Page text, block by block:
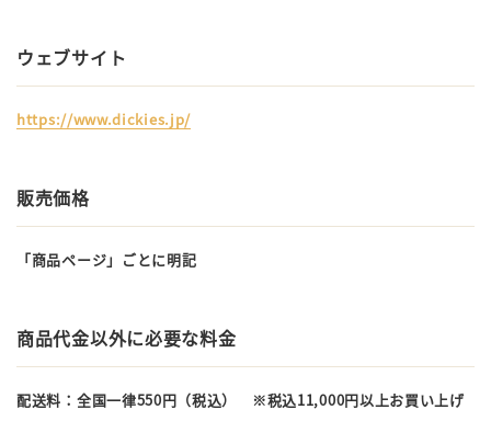
ウェブサイト
https://www.dickies.jp/
販売価格
「商品ページ」ごとに明記
商品代金以外に必要な料金
配送料：全国一律550円（税込） ※税込11,000円以上お買い上げ